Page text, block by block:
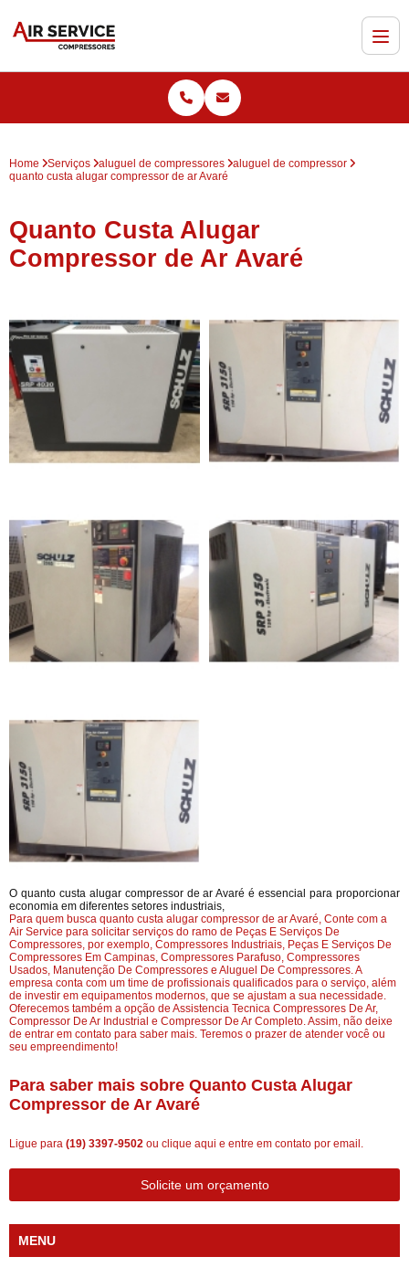
Home Serviços aluguel de compressores
aluguel de compressor
quanto custa alugar compressor de ar Avaré
Quanto Custa Alugar
Compressor de Ar Avaré
O quanto custa alugar compressor de ar Avaré é essencial para proporcionar
economia em diferentes setores industriais,
Para quem busca quanto custa alugar compressor de ar Avaré, Conte com a
Air Service para solicitar serviços do ramo de Peças E Serviços De
Compressores, por exemplo, Compressores Industriais, Peças E Serviços De
Compressores Em Campinas, Compressores Parafuso, Compressores
Usados, Manutenção De Compressores e Aluguel De Compressores. A
empresa conta com um time de profissionais qualificados para o serviço, além
de investir em equipamentos modernos, que se ajustam a sua necessidade.
Oferecemos também a opção de Assistencia Tecnica Compressores De Ar,
Compressor De Ar Industrial e Compressor De Ar Completo. Assim, não deixe
de entrar em contato para saber mais. Teremos o prazer de atender você ou
seu empreendimento!
Para saber mais sobre Quanto Custa Alugar
Compressor de Ar Avaré
Ligue para (19) 3397-9502 ou clique aqui e entre em contato por email.
Solicite um orçamento
MENU